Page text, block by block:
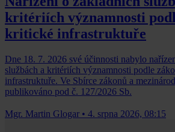
kritériích významnosti
kritické infrastruktuře
Dne 18. 7. 2026 své účinnosti nabylo
službách a kritériích významnosti podle
infrastruktuře. Ve Sbírce zákonů a
publikováno pod č. 127/2026 Sb.
Mgr. Martin Glogar • 4. srpna 2026, 08:15